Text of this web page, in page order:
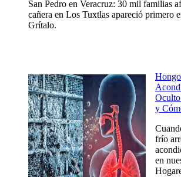
San Pedro en Veracruz: 30 mil familias
cañera en Los Tuxtlas apareció primero
Grítalo.
y
frío
en